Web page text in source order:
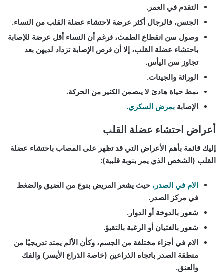
التقدم في العمر.
الجنس، فالرجال أكثر عرضة لاحتشاء عضلة القلب من النساء.
وصول سن انقطاع الطمث، فرغم أن النساء أقل عرضة للإصابة
باحتشاء عضلة القلب، إلا أن فرص الإصابة تزداد لديهن بعد
تجاوز سن اليأس.
الوراثة والجينات.
نمط حياة هادئ لا يتضمن الكثير من الحركة.
الإصابة بمرض السكري.
أعراض احتشاء عضلة القلب
إليك قائمة بأهم الأعراض التي قد تظهر على المصاب باحتشاء عضلة
القلب (الشخص الذي يمر بنوبة قلبية):
الام في الصدر، حيث يشعر المريض بنوع من الضيق والضغط
في مركز الصدر.
شعور بالدوخة أو الدوار.
شعور بالغثيان أو الرغبة بالتقيؤ.
الام في أجزاء مختلفة من الجسم، وكأن الألم يمتد تدريجيًا من
منطقة الصدر باتجاه الذراعين (خاصة الذراع الأيسر) والفك
والعنق.